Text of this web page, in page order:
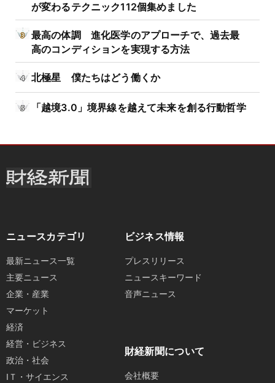
が変わるテクニック112個集めました
最高の体調 進化医学のアプローチで、過去最
高のコンディションを実現する方法
北極星 僕たちはどう働くか
「越境3.0」境界線を越えて未来を創る行動哲学
ニュースカテゴリ
最新ニュース一覧
主要ニュース
企業・産業
マーケット
経済
経営・ビジネス
政治・社会
IＴ・サイエンス
ビジネス情報
プレスリリース
ニュースキーワード
音声ニュース
財経新聞について
会社概要